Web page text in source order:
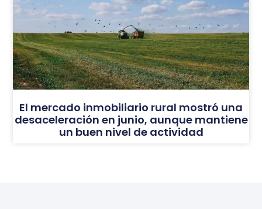
El mercado inmobiliario rural mostró una
desaceleración en junio, aunque mantiene
un buen nivel de actividad